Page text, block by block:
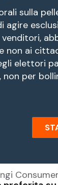
sulla
agire
ai
elettori
per